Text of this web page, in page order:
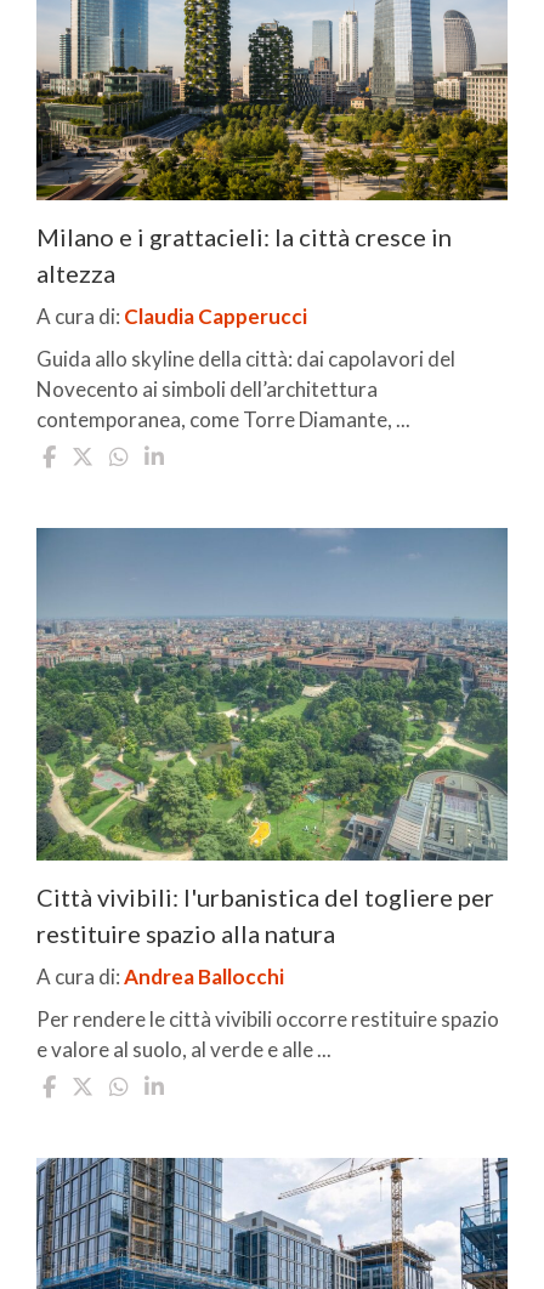
Milano e i grattacieli: la città cresce in
altezza
A cura di: Claudia Capperucci
Guida allo skyline della città: dai capolavori del
Novecento ai simboli dell’architettura
contemporanea, come Torre Diamante, ...
Città vivibili: l'urbanistica del togliere per
restituire spazio alla natura
A cura di:Andrea Ballocchi
Per rendere le città vivibili occorre restituire spazio
e valore al suolo, al verde e alle ...